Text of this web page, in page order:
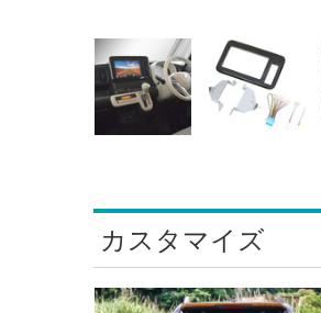
カスタマイズ